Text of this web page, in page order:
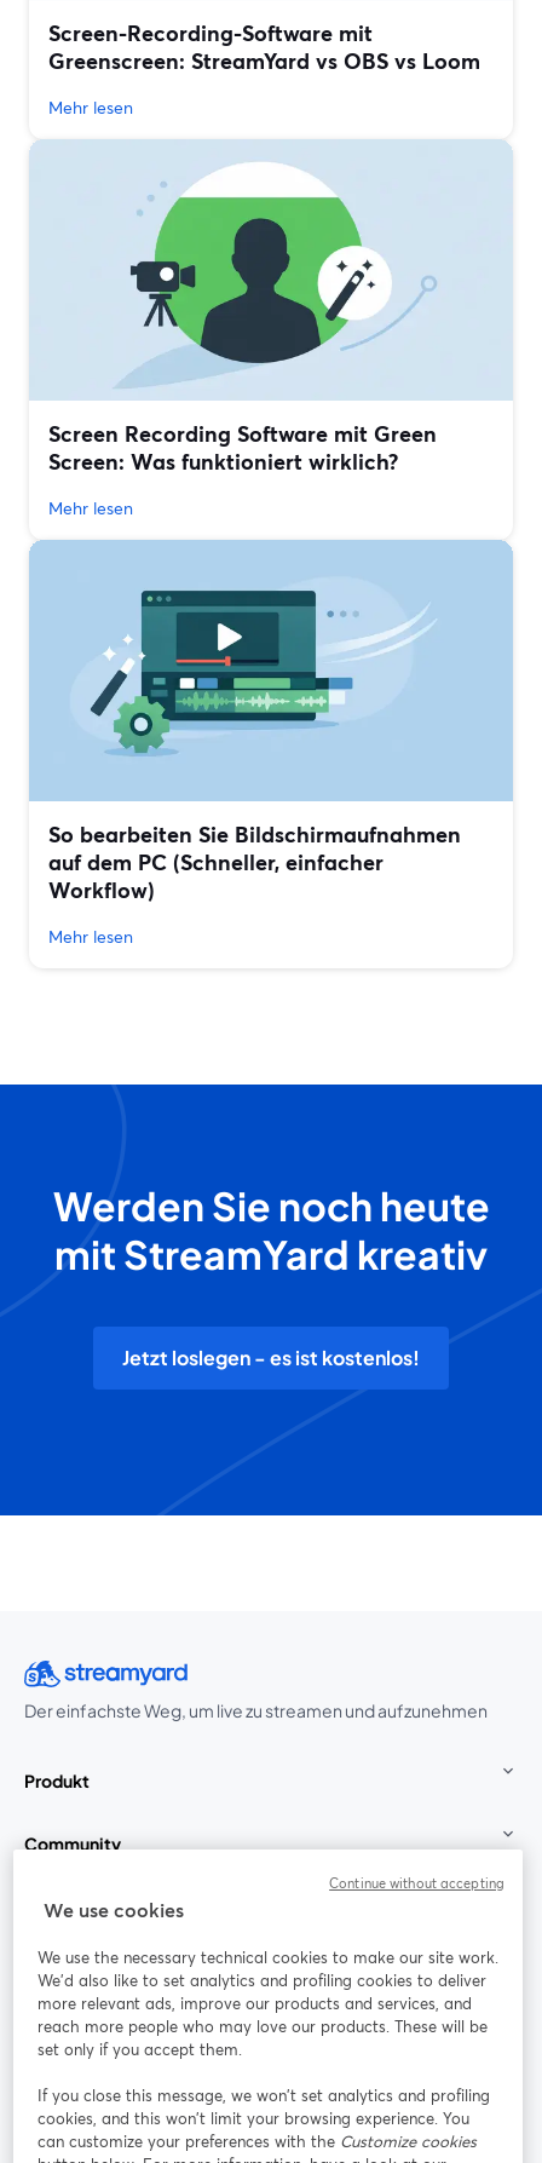
Screen-Recording-Software mit
Greenscreen: StreamYard vs OBS vs Loom
Mehr lesen
Screen Recording Software mit Green
Screen: Was funktioniert wirklich?
Mehr lesen
So bearbeiten Sie Bildschirmaufnahmen
auf dem PC (Schneller, einfacher
Workflow)
Mehr lesen
Werden Sie noch heute
mit StreamYard kreativ
Jetzt loslegen - es ist kostenlos!
Der einfachste Weg, um live zu streamen und aufzunehmen
Produkt
Community
StreamYard für
Mitmachen
Webinar Facebook
wird in einem neuen Tab geöffnet
X (Twitter)
wird in einem neuen Tab geöffnet
We use cookies
We use the necessary technical cookies to make our site work.
We'd also like to set analytics and profiling cookies to deliver
more relevant ads, improve our products and services, and
reach more people who may love our products. These will be
set only if you accept them.
If you close this message, we won’t set analytics and profiling
cookies, and this won’t limit your browsing experience. You
can customize your preferences with the Customize cookies
Continue without accepting